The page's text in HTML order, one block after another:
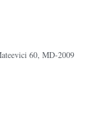
60, MD-2009